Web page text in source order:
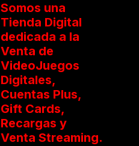
Somos una
Tienda Digital
dedicada a la
Venta de
VideoJuegos
Digitales,
Cuentas Plus,
Gift Cards,
Recargas y
Venta Streaming.